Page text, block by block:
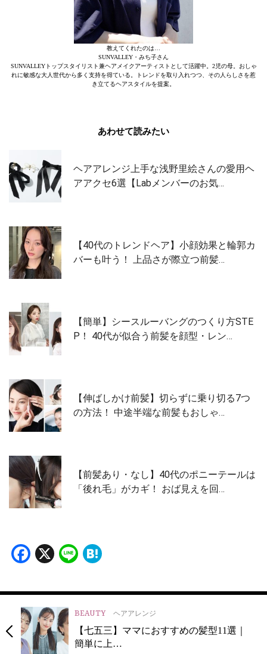
教えてくれたのは…
SUNVALLEY・みち子さん
SUNVALLEYトップスタイリスト兼ヘアメイクアーティストとして活躍中。2児の母。おしゃ
れに敏感な大人世代から多く支持を得ている。トレンドを取り入れつつ、その人らしさを惹
き立てるヘアスタイルを提案。
あわせて読みたい
ヘアアレンジ上手な浅野里絵さんの愛用ヘ
アアクセ6選【Labメンバーのお気…
【40代のトレンドヘア】小顔効果と輪郭カ
バーも叶う！ 上品さが際立つ前髪…
【簡単】シースルーバングのつくり方STE
P！ 40代が似合う前髪を顔型・レン…
【伸ばしかけ前髪】切らずに乗り切る7つ
の方法！ 中途半端な前髪もおしゃ…
【前髪あり・なし】40代のポニーテールは
「後れ毛」がカギ！ おば見えを回…
Facebook
X Line
BEAUTY ヘアアレンジ
【七五三】ママにおすすめの髪型11選｜
簡単に上…